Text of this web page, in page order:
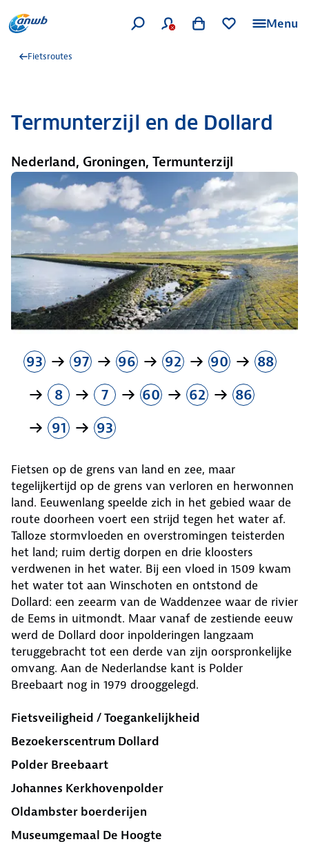
Menu
Fietsroutes
Termunterzijl en de Dollard
Nederland, Groningen, Termunterzijl
93 97 96 92 90
88
8
7 60 62
86
91
93
Fietsen op de grens van land en zee, maar
tegelijkertijd op de grens van verloren en herwonnen
land. Eeuwenlang speelde zich in het gebied waar de
route doorheen voert een strijd tegen het water af.
Talloze stormvloeden en overstromingen teisterden
het land; ruim dertig dorpen en drie kloosters
verdwenen in het water. Bij een vloed in 1509 kwam
het water tot aan Winschoten en ontstond de
Dollard: een zeearm van de Waddenzee waar de rivier
de Eems in uitmondt. Maar vanaf de zestiende eeuw
werd de Dollard door inpolderingen langzaam
teruggebracht tot een derde van zijn oorspronkelijke
omvang. Aan de Nederlandse kant is Polder
Breebaart nog in 1979 drooggelegd.
Fietsveiligheid / Toegankelijkheid
Bezoekerscentrum Dollard
Polder Breebaart
Johannes Kerkhovenpol­der
Oldambster boerderijen
Museumgemaal De Hoogte